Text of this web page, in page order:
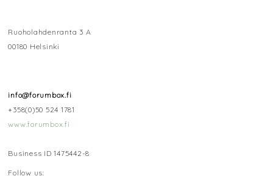
Ruoholahdenranta 3 A
00180 Helsinki
info@forumbox.fi
+358(0)50 524 1781
www.forumbox.fi
Business ID 1475442-8
Follow us: